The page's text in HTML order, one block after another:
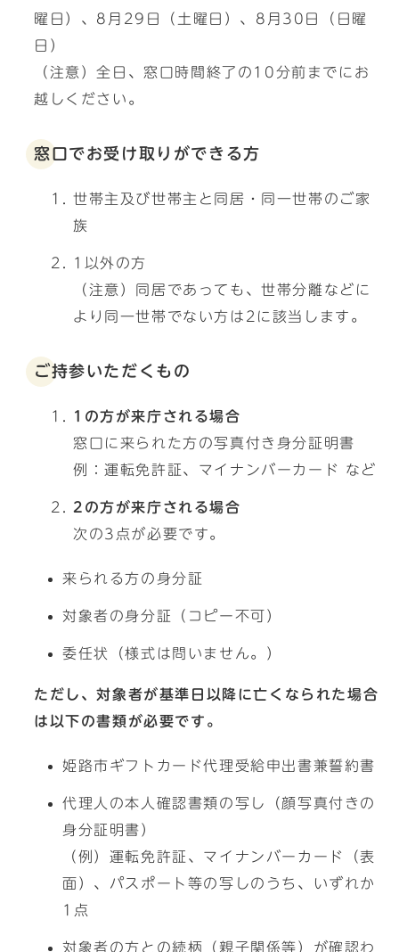
曜日）、8月29日（土曜日）、8月30日（日曜
日）
（注意）全日、窓口時間終了の10分前までにお
越しください。
窓口でお受け取りができる方
世帯主及び世帯主と同居・同一世帯のご家
族
1以外の方
（注意）同居であっても、世帯分離などに
より同一世帯でない方は2に該当します。
ご持参いただくもの
1の方が来庁される場合
窓口に来られた方の写真付き身分証明書
例：運転免許証、マイナンバーカード など
2の方が来庁される場合
次の3点が必要です。
来られる方の身分証
対象者の身分証（コピー不可）
委任状（様式は問いません。）
ただし、対象者が基準日以降に亡くなられた場合
は以下の書類が必要です。
姫路市ギフトカード代理受給申出書兼誓約書
代理人の本人確認書類の写し（顔写真付きの
身分証明書）
（例）運転免許証、マイナンバーカード（表
面）、パスポート等の写しのうち、いずれか
1点
対象者の方との続柄（親子関係等）が確認わ